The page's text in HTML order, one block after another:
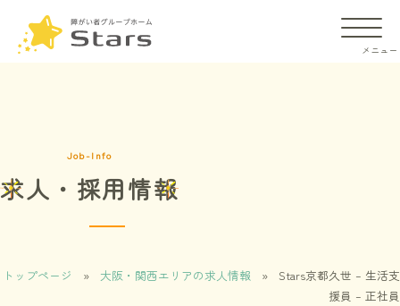
ご入居までの流れ
Job-Info
求人・採用情報
トップページ » 大阪・関西エリアの求人情報 »
Stars京都久世 – 生活支
援員 – 正社員